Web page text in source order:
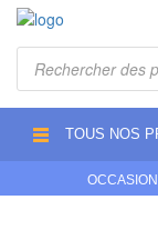
Recherche
TOUS NOS